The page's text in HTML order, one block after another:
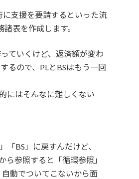
支援を要請するといった流
表を作成します。
ていくけど、返済額が変わ
るので、PLとBSはもう一回
にはそんなに難しくない
BS」に戻すんだけど、
ら参照すると「循環参照」
動でついてこないから面